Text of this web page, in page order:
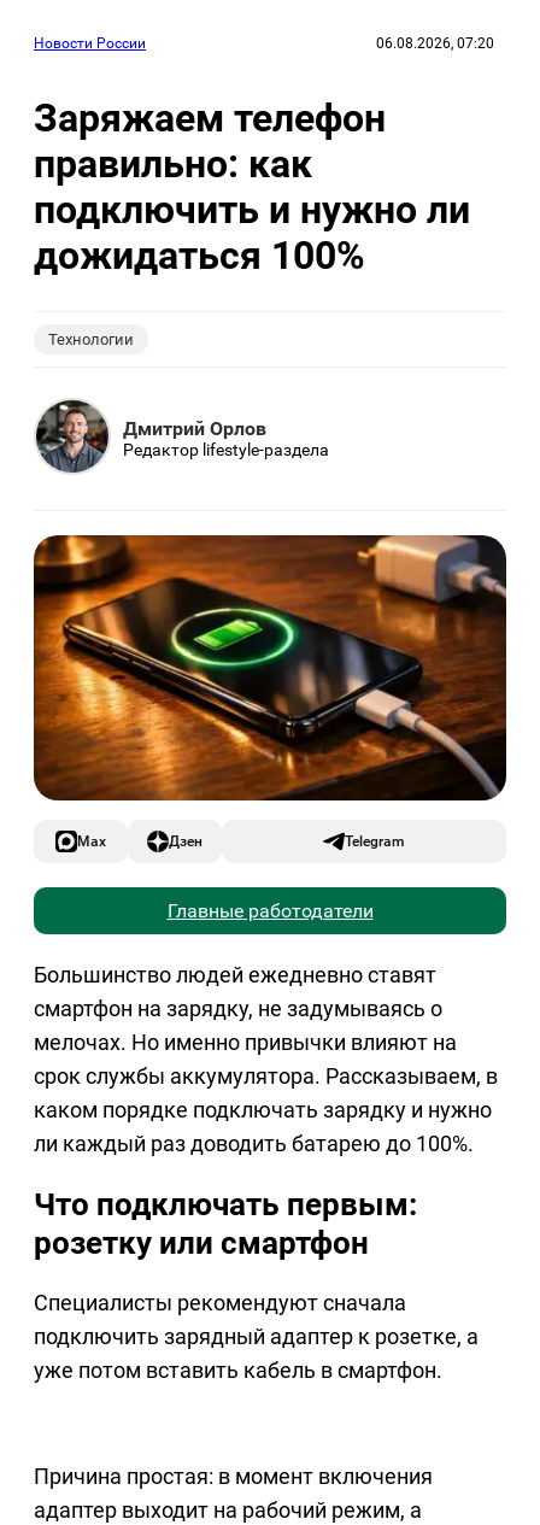
Новости России 06.08.2026, 07:20
Заряжаем телефон
правильно: как
подключить и нужно ли
дожидаться 100%
Технологии
Дмитрий Орлов
Редактор lifestyle-раздела
Max Дзен Telegram
Главные работодатели
Большинство людей ежедневно ставят
смартфон на зарядку, не задумываясь о
мелочах. Но именно привычки влияют на
срок службы аккумулятора. Рассказываем, в
каком порядке подключать зарядку и нужно
ли каждый раз доводить батарею до 100%.
Что подключать первым:
розетку или смартфон
Специалисты рекомендуют сначала
подключить зарядный адаптер к розетке, а
уже потом вставить кабель в смартфон.
Причина простая: в момент включения
адаптер выходит на рабочий режим, а